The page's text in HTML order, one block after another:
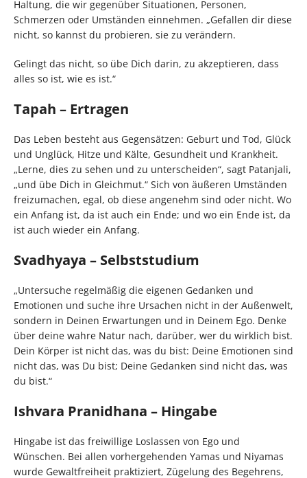
Haltung, die wir gegenüber Situationen, Personen,
Schmerzen oder Umständen einnehmen. „Gefallen dir diese
nicht, so kannst du probieren, sie zu verändern.
Gelingt das nicht, so übe Dich darin, zu akzeptieren, dass
alles so ist, wie es ist.“
Tapah – Ertragen
Das Leben besteht aus Gegensätzen: Geburt und Tod, Glück
und Unglück, Hitze und Kälte, Gesundheit und Krankheit.
„Lerne, dies zu sehen und zu unterscheiden“, sagt Patanjali,
„und übe Dich in Gleichmut.“ Sich von äußeren Umständen
freizumachen, egal, ob diese angenehm sind oder nicht. Wo
ein Anfang ist, da ist auch ein Ende; und wo ein Ende ist, da
ist auch wieder ein Anfang.
Svadhyaya – Selbststudium
„Untersuche regelmäßig die eigenen Gedanken und
Emotionen und suche ihre Ursachen nicht in der Außenwelt,
sondern in Deinen Erwartungen und in Deinem Ego. Denke
über deine wahre Natur nach, darüber, wer du wirklich bist.
Dein Körper ist nicht das, was du bist: Deine Emotionen sind
nicht das, was Du bist; Deine Gedanken sind nicht das, was
du bist.“
Ishvara Pranidhana – Hingabe
Hingabe ist das freiwillige Loslassen von Ego und
Wünschen. Bei allen vorhergehenden Yamas und Niyamas
wurde Gewaltfreiheit praktiziert, Zügelung des Begehrens,